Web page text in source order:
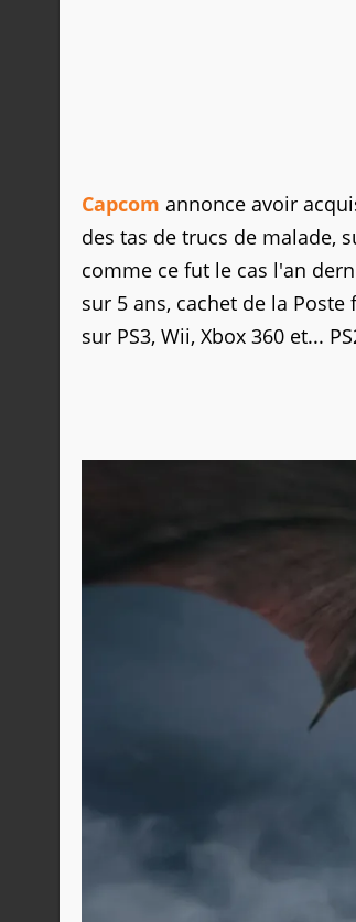
Capcom annonce avoir
des tas de trucs de malade,
comme ce fut le cas l'an
sur 5 ans, cachet de la
sur PS3, Wii, Xbox 360 et...